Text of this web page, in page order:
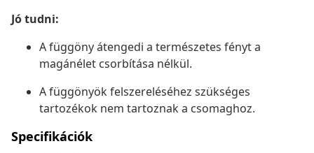
Jó tudni:
A függöny átengedi a természetes fényt a
magánélet csorbítása nélkül.
A függönyök felszereléséhez szükséges
tartozékok nem tartoznak a csomaghoz.
Specifikációk